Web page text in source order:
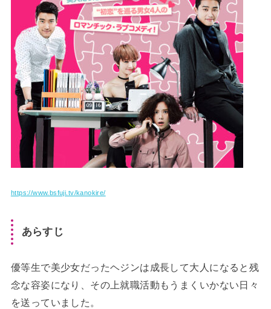
https://www.bsfuji.tv/kanokire/
あらすじ
優等生で美少女だったヘジンは成長して大人になると残
念な容姿になり、その上就職活動もうまくいかない日々
を送っていました。